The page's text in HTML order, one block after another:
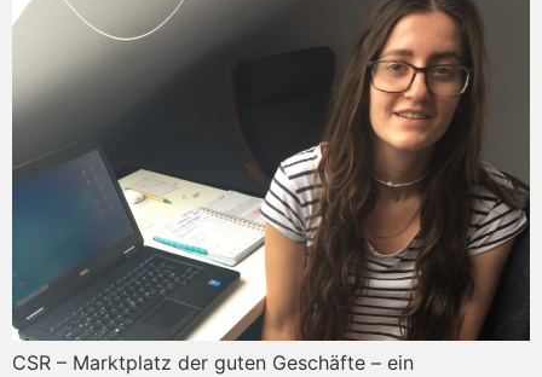
CSR – Marktplatz der guten Geschäfte – ein